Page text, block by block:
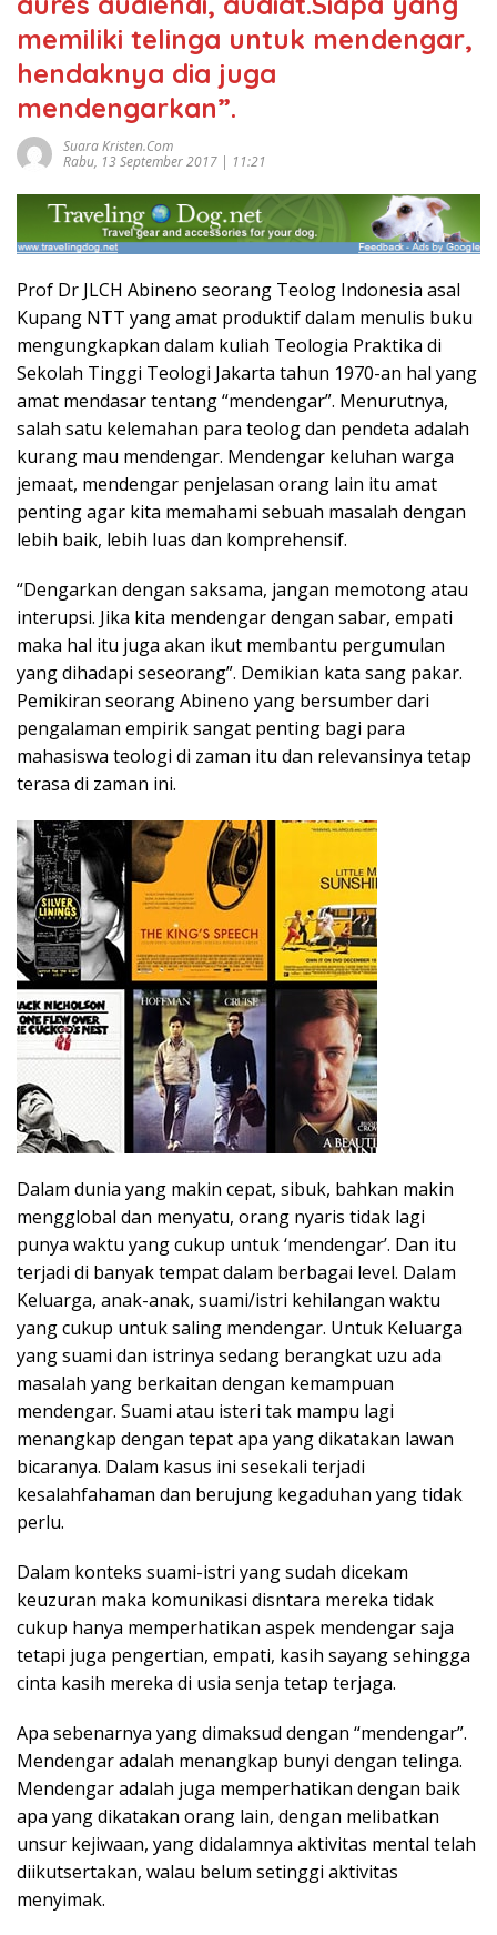
memiliki telinga untuk mendengar,
hendaknya dia juga
mendengarkan”.
Suara Kristen.com
Rabu, 13 September 2017 | 11:21
Prof Dr JLCH Abineno seorang Teolog Indonesia asal
Kupang NTT yang amat produktif dalam menulis buku
mengungkapkan dalam kuliah Teologia Praktika di
Sekolah Tinggi Teologi Jakarta tahun 1970-an hal yang
amat mendasar tentang “mendengar”. Menurutnya,
salah satu kelemahan para teolog dan pendeta adalah
kurang mau mendengar. Mendengar keluhan warga
jemaat, mendengar penjelasan orang lain itu amat
penting agar kita memahami sebuah masalah dengan
lebih baik, lebih luas dan komprehensif.
“Dengarkan dengan saksama, jangan memotong atau
interupsi. Jika kita mendengar dengan sabar, empati
maka hal itu juga akan ikut membantu pergumulan
yang dihadapi seseorang”. Demikian kata sang pakar.
Pemikiran seorang Abineno yang bersumber dari
pengalaman empirik sangat penting bagi para
mahasiswa teologi di zaman itu dan relevansinya tetap
terasa di zaman ini.
Dalam dunia yang makin cepat, sibuk, bahkan makin
mengglobal dan menyatu, orang nyaris tidak lagi
punya waktu yang cukup untuk ‘mendengar’. Dan itu
terjadi di banyak tempat dalam berbagai level. Dalam
Keluarga, anak-anak, suami/istri kehilangan waktu
yang cukup untuk saling mendengar. Untuk Keluarga
yang suami dan istrinya sedang berangkat uzu ada
masalah yang berkaitan dengan kemampuan
mendengar. Suami atau isteri tak mampu lagi
menangkap dengan tepat apa yang dikatakan lawan
bicaranya. Dalam kasus ini sesekali terjadi
kesalahfahaman dan berujung kegaduhan yang tidak
perlu.
Dalam konteks suami-istri yang sudah dicekam
keuzuran maka komunikasi disntara mereka tidak
cukup hanya memperhatikan aspek mendengar saja
tetapi juga pengertian, empati, kasih sayang sehingga
cinta kasih mereka di usia senja tetap terjaga.
Apa sebenarnya yang dimaksud dengan “mendengar”.
Mendengar adalah menangkap bunyi dengan telinga.
Mendengar adalah juga memperhatikan dengan baik
apa yang dikatakan orang lain, dengan melibatkan
unsur kejiwaan, yang didalamnya aktivitas mental telah
diikutsertakan, walau belum setinggi aktivitas
menyimak.